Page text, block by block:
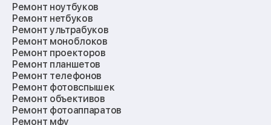
Ремонт ноутбуков
Ремонт нетбуков
Ремонт ультрабуков
Ремонт моноблоков
Ремонт проекторов
Ремонт планшетов
Ремонт телефонов
Ремонт фотовспышек
Ремонт объективов
Ремонт фотоаппаратов
Ремонт мфу